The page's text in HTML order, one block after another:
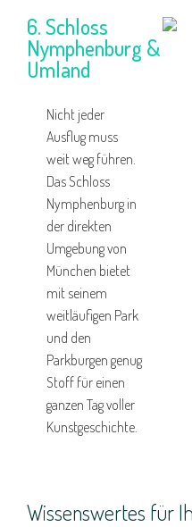
6. Schloss
Nymphenburg &
Umland
Nicht jeder
Ausflug muss
weit weg führen.
Das Schloss
Nymphenburg in
der direkten
Umgebung von
München bietet
mit seinem
weitläufigen Park
und den
Parkburgen genug
Stoff für einen
ganzen Tag voller
Kunstgeschichte.
Wissenswertes für